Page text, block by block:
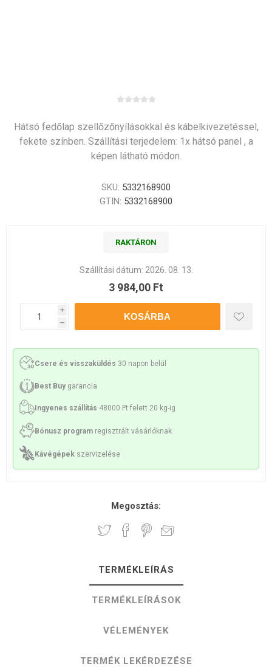
Hátsó fedőlap szellőzőnyílásokkal és kábelkivezetéssel,
fekete színben. Szállítási terjedelem: 1x hátsó panel , a
képen látható módon.
SKU: 5332168900
GTIN: 5332168900
RAKTÁRON
Szállítási dátum: 2026. 08. 13.
3 984,00 Ft
i
h
Csere és visszaküldés 30 napon belül
Best Buy garancia
Ingyenes szállítás 48000 Ft felett 20 kg-ig
Bónusz program regisztrált vásárlóknak
Kávégépek szervizelése
Megosztás:
TERMÉKLEÍRÁS
TERMÉKLEÍRÁSOK
VÉLEMÉNYEK
TERMÉK LEKÉRDEZÉSE